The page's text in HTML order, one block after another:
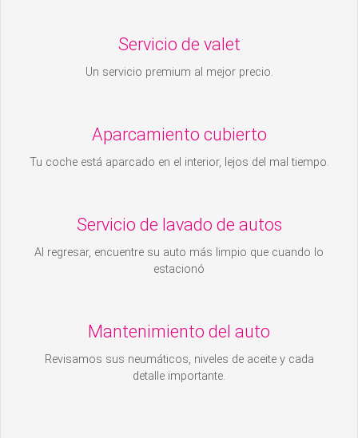
Servicio de valet
Un servicio premium al mejor precio.
Aparcamiento cubierto
Tu coche está aparcado en el interior, lejos del mal tiempo.
Servicio de lavado de autos
Al regresar, encuentre su auto más limpio que cuando lo
estacionó
Mantenimiento del auto
Revisamos sus neumáticos, niveles de aceite y cada
detalle importante.